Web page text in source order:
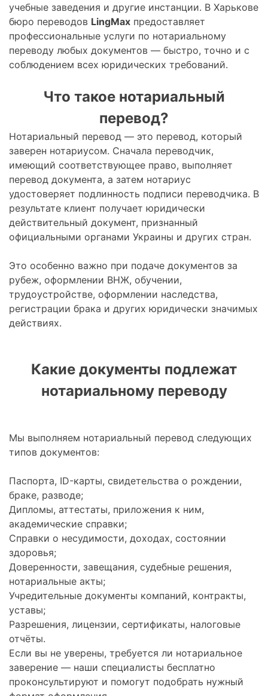
учебные заведения и другие инстанции. В Харькове
бюро переводов LingMax предоставляет
профессиональные услуги по нотариальному
переводу любых документов — быстро, точно и с
соблюдением всех юридических требований.
Что такое нотариальный
перевод?
Нотариальный перевод — это перевод, который
заверен нотариусом. Сначала переводчик,
имеющий соответствующее право, выполняет
перевод документа, а затем нотариус
удостоверяет подлинность подписи переводчика. В
результате клиент получает юридически
действительный документ, признанный
официальными органами Украины и других стран.
Это особенно важно при подаче документов за
рубеж, оформлении ВНЖ, обучении,
трудоустройстве, оформлении наследства,
регистрации брака и других юридически значимых
действиях.
Какие документы подлежат
нотариальному переводу
Мы выполняем нотариальный перевод следующих
типов документов:
Паспорта, ID-карты, свидетельства о рождении,
браке, разводе;
Дипломы, аттестаты, приложения к ним,
академические справки;
Справки о несудимости, доходах, состоянии
здоровья;
Доверенности, завещания, судебные решения,
нотариальные акты;
Учредительные документы компаний, контракты,
уставы;
Разрешения, лицензии, сертификаты, налоговые
отчёты.
Если вы не уверены, требуется ли нотариальное
заверение — наши специалисты бесплатно
проконсультируют и помогут подобрать нужный